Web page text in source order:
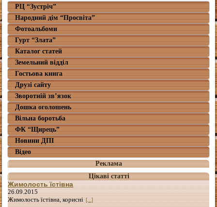
РЦ “Зустріч”
Народний дім “Просвіта”
Фотоальбоми
Гурт “Злата”
Каталог статей
Земельний відділ
Гостьова книга
Друзі сайту
Зворотній зв’язок
Дошка оголошень
Вільна боротьба
ФК “Щирець”
Новини ДПІ
Відео
Реклама
Цікаві статті
Жимолость їстівна
26.09.2015
Жимолость їстівна, корисні [...]